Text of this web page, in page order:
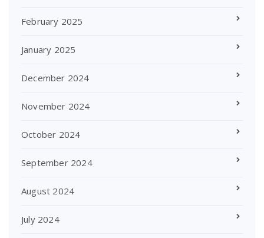
February 2025
January 2025
December 2024
November 2024
October 2024
September 2024
August 2024
July 2024